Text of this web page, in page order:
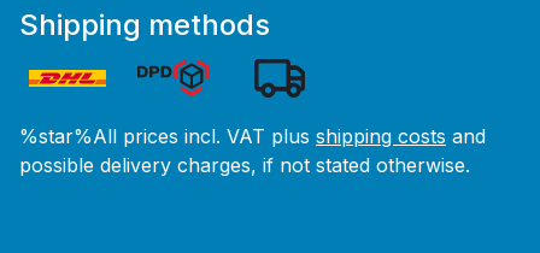
Shipping methods
%star%All prices incl. VAT plus shipping costs and
possible delivery charges, if not stated otherwise.